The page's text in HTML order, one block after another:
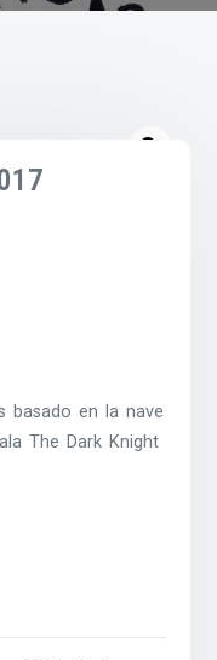
basado en la nave
The Dark Knight